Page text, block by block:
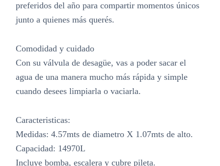
preferidos del año para compartir momentos únicos
junto a quienes más querés.
Comodidad y cuidado
Con su válvula de desagüe, vas a poder sacar el
agua de una manera mucho más rápida y simple
cuando desees limpiarla o vaciarla.
Caracteristicas:
Medidas: 4.57mts de diametro X 1.07mts de alto.
Capacidad: 14970L
Incluye bomba, escalera y cubre pileta.